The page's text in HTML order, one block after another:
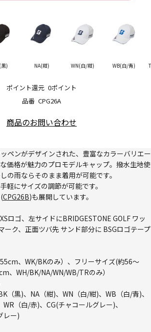
品番 CPG26A
ポイント還元 0ポイント
黒) NA(紺) WN(白/紺) WB(白/青)
商品のお問い合わせ
ペンがデザインされた、豊富なカラーバリエー
価格が魅力のプロモデルキャップ。撥水生地使
の雨ならそのまま着用が可能です。
軽にサイズの調節が可能です。
CPG26B)も展開しています。
ロゴ、左サイドにBRIDGESTONE GOLF ワッ
ーク、正面ツバ先 サンド部分に BSGロゴテープ
、WK/BKのみ）、フリーサイズ(約56～
、WH/BK/NA/WN/WB/TRのみ）
（黒)、NA（紺)、WN（白/紺)、WB（白/青)、
（白/赤)、CG(チャコールグレー)、
レー)